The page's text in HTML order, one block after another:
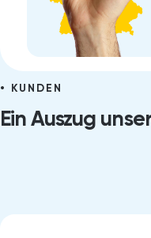
KUNDEN
Ein Auszug